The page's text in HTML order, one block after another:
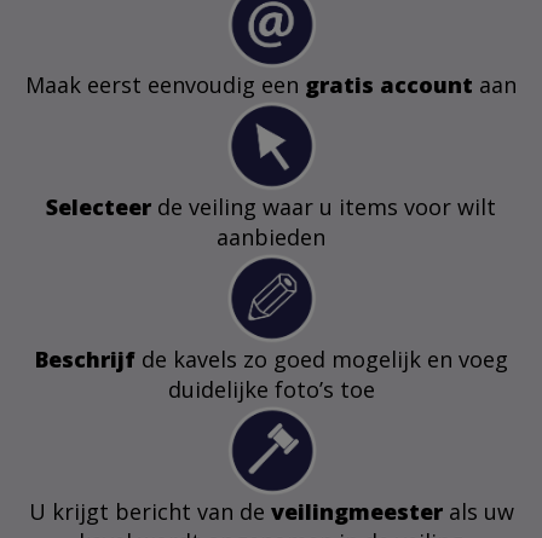
Maak eerst eenvoudig een gratis account aan
Selecteer de veiling waar u items voor wilt
aanbieden
Beschrijfde kavels zo goed mogelijk en voeg
duidelijke foto’s toe
U krijgt bericht van de veilingmeesterals uw